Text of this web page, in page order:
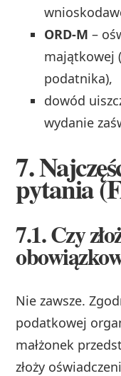
ORD‑M –
majątkowej
podatnika),
dowód
wydanie
7.
pytania
7.1. Czy
Nie zawsze.
podatkowej
małżonek
złoży